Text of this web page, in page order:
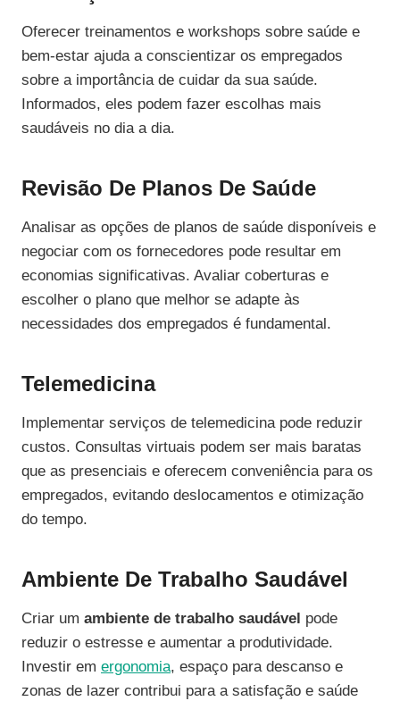
Oferecer treinamentos e workshops sobre saúde e
bem-estar ajuda a conscientizar os empregados
sobre a importância de cuidar da sua saúde.
Informados, eles podem fazer escolhas mais
saudáveis no dia a dia.
Revisão De Planos De Saúde
Analisar as opções de planos de saúde disponíveis e
negociar com os fornecedores pode resultar em
economias significativas. Avaliar coberturas e
escolher o plano que melhor se adapte às
necessidades dos empregados é fundamental.
Telemedicina
Implementar serviços de telemedicina pode reduzir
custos. Consultas virtuais podem ser mais baratas
que as presenciais e oferecem conveniência para os
empregados, evitando deslocamentos e otimização
do tempo.
Ambiente De Trabalho Saudável
Criar um ambiente de trabalho saudável pode
reduzir o estresse e aumentar a produtividade.
Investir em ergonomia, espaço para descanso e
zonas de lazer contribui para a satisfação e saúde